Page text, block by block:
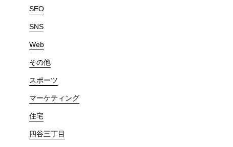
SEO
SNS
Web
その他
スポーツ
マーケティング
住宅
四谷三丁目